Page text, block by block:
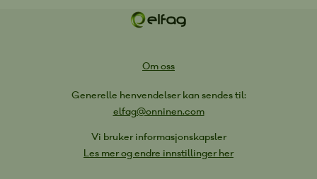
Om oss
Generelle henvendelser kan sendes til:
elfag@onninen.com
Vi bruker informasjonskapsler
Les mer og endre innstillinger her